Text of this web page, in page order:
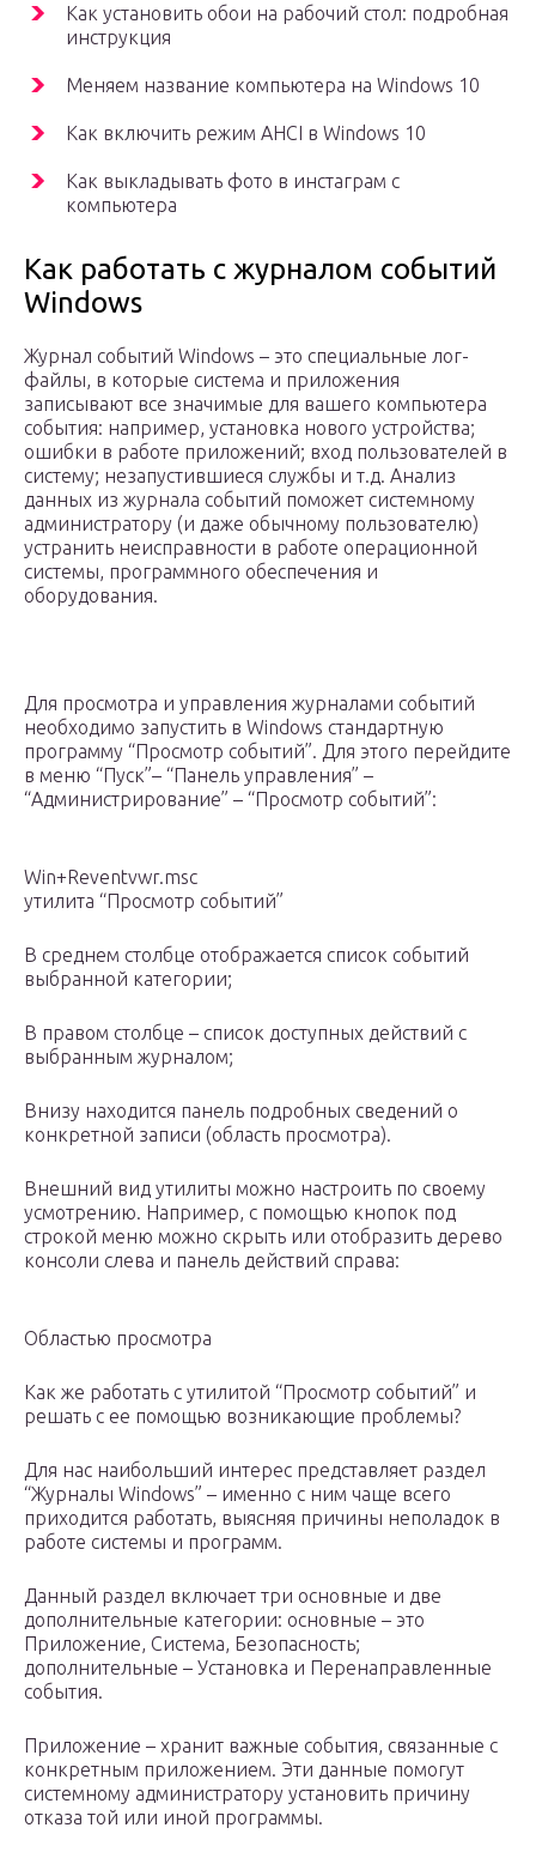
Как установить обои на рабочий стол: подробная
инструкция
Меняем название компьютера на Windows 10
Как включить режим AHCI в Windows 10
Как выкладывать фото в инстаграм с
компьютера
Как работать с журналом событий
Windows
Журнал событий Windows – это специальные лог-
файлы, в которые система и приложения
записывают все значимые для вашего компьютера
события: например, установка нового устройства;
ошибки в работе приложений; вход пользователей в
систему; незапустившиеся службы и т.д. Анализ
данных из журнала событий поможет системному
администратору (и даже обычному пользователю)
устранить неисправности в работе операционной
системы, программного обеспечения и
оборудования.
Для просмотра и управления журналами событий
необходимо запустить в Windows стандартную
программу “Просмотр событий”. Для этого перейдите
в меню “Пуск”– “Панель управления” –
“Администрирование” – “Просмотр событий”:
Win+Reventvwr.msc
утилита “Просмотр событий”
В среднем столбце отображается список событий
выбранной категории;
В правом столбце – список доступных действий с
выбранным журналом;
Внизу находится панель подробных сведений о
конкретной записи (область просмотра).
Внешний вид утилиты можно настроить по своему
усмотрению. Например, с помощью кнопок под
строкой меню можно скрыть или отобразить дерево
консоли слева и панель действий справа:
Областью просмотра
Как же работать с утилитой “Просмотр событий” и
решать с ее помощью возникающие проблемы?
Для нас наибольший интерес представляет раздел
“Журналы Windows” – именно с ним чаще всего
приходится работать, выясняя причины неполадок в
работе системы и программ.
Данный раздел включает три основные и две
дополнительные категории: основные – это
Приложение, Система, Безопасность;
дополнительные – Установка и Перенаправленные
события.
Приложение – хранит важные события, связанные с
конкретным приложением. Эти данные помогут
системному администратору установить причину
отказа той или иной программы.